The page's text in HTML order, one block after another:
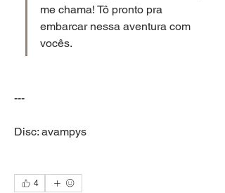
me chama! Tô pronto pra
embarcar nessa aventura com
vocês.
---
Disc: avampys
4